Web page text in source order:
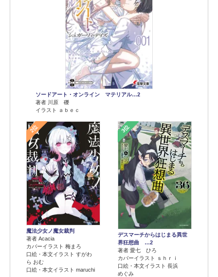
ソードアート・オンライン マテリアル…2
著者 川原 礫
イラスト ａｂｅｃ
2位
魔法少女ノ魔女裁判
著者 Acacia
カバーイラスト 梅まろ
口絵・本文イラスト すがわ
ら おむ
口絵・本文イラスト maruchi
3位
デスマーチからはじまる異世
界狂想曲 …2
著者 愛七 ひろ
カバーイラスト ｓｈｒｉ
口絵・本文イラスト 長浜
めぐみ